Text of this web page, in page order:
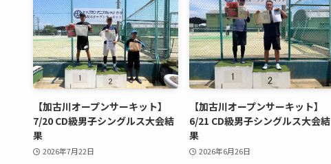
【加古川オープンサーキット】
7/20 CD級男子シングルス大会結
果
2026年7月22日
【加古川オープンサーキット】
6/21 CD級男子シングルス大会結
果
2026年6月26日